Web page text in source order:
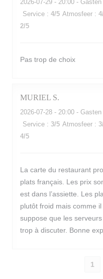
2026-07-29 - 20:00 - Gasten
Service : 4/5 Atmosfeer : 4
2/5
Pas trop de choix
MURIEL S
2026-07-28 - 20:00 - Gasten
Service : 3/5 Atmosfeer : 3
4/5
La carte du restaurant
plats français. Les prix
est dans l’assiette. Les
plutôt froid mais comme
suppose que les
trop à discuter. Bonne
1